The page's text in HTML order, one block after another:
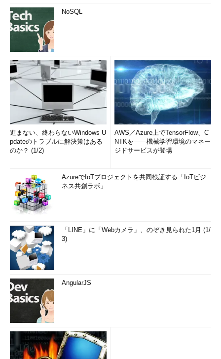
NoSQL
進まない、終わらないWindows U
pdateのトラブルに解決策はある
のか？ (1/2)
AWS／Azure上でTensorFlow、C
NTKを――機械学習環境のマネー
ジドサービスが登場
AzureでIoTプロジェクトを共同検証する「IoTビジ
ネス共創ラボ」
「LINE」に「Webカメラ」、のぞき見られた1月 (1/
3)
AngularJS